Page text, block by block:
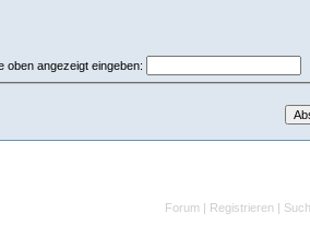
oben angezeigt eingeben:
Forum | Registrieren |